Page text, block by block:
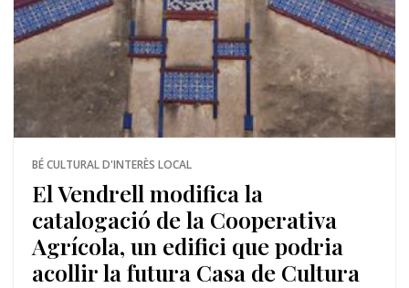
BÉ CULTURAL D'INTERÈS LOCAL
El Vendrell modifica la
catalogació de la Cooperativa
Agrícola, un edifici que podria
acollir la futura Casa de Cultura